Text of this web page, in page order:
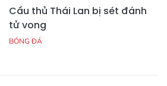
Cầu thủ Thái Lan bị sét đánh
tử vong
BÓNG ĐÁ